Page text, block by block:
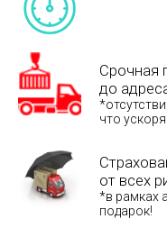
Срочная
до
что
от всех
*в рамках
подарок!